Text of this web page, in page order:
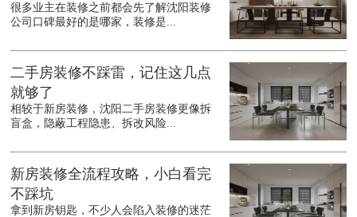
很多业主在装修之前都会先了解沈阳装修
公司口碑最好的是哪家，装修是...
二手房装修不踩雷，记住这几点
就够了
相较于新房装修，沈阳二手房装修更像拆
盲盒，隐蔽工程隐患、拆改风险...
新房装修全流程攻略，小白看完
不踩坑
拿到新房钥匙，不少人会陷入装修的迷茫